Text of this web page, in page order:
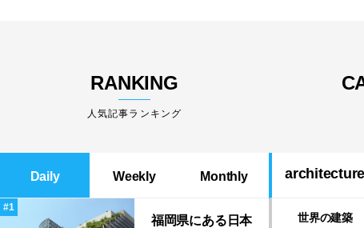
RANKING
人気記事ランキング
Daily Weekly Monthly
福岡県にある日本
architecture
世界の建築